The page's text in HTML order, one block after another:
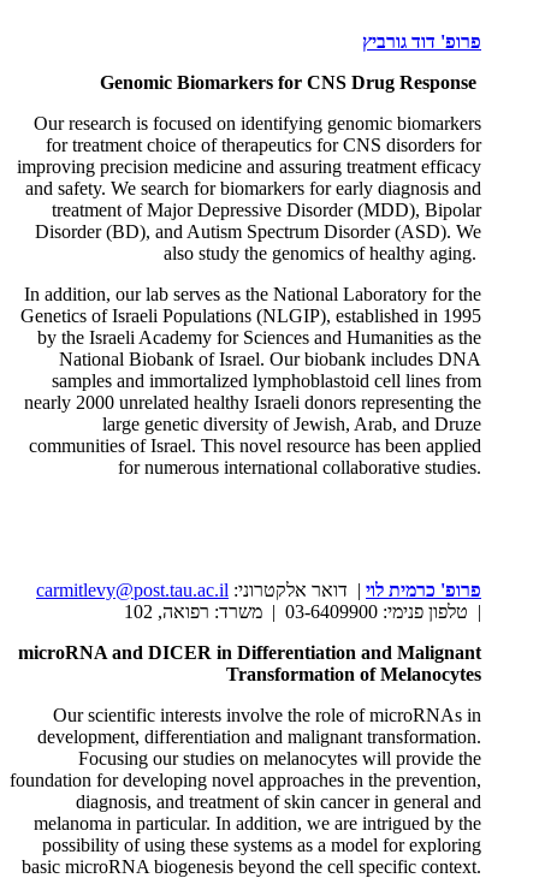
פרופ' דוד גורביץ
Genomic Biomarkers for CNS Drug Response
Our research is focused on identifying genomic biomarkers
for treatment choice of therapeutics for CNS disorders for
improving precision medicine and assuring treatment efficacy
and safety. We search for biomarkers for early diagnosis and
treatment of Major Depressive Disorder (MDD), Bipolar
Disorder (BD), and Autism Spectrum Disorder (ASD). We
also study the genomics of healthy aging.
In addition, our lab serves as the National Laboratory for the
Genetics of Israeli Populations (NLGIP), established in 1995
by the Israeli Academy for Sciences and Humanities as the
National Biobank of Israel. Our biobank includes DNA
samples and immortalized lymphoblastoid cell lines from
nearly 2000 unrelated healthy Israeli donors representing the
large genetic diversity of Jewish, Arab, and Druze
communities of Israel. This novel resource has been applied
for numerous international collaborative studies.
פרופ' כרמית לוי | דואר אלקטרוני: carmitlevy@post.tau.ac.il
| טלפון פנימי: 03-6409900 | משרד: רפואה, 102
microRNA and DICER in Differentiation and Malignant
Transformation of Melanocytes
Our scientific interests involve the role of microRNAs in
development, differentiation and malignant transformation.
Focusing our studies on melanocytes will provide the
foundation for developing novel approaches in the prevention,
diagnosis, and treatment of skin cancer in general and
melanoma in particular. In addition, we are intrigued by the
possibility of using these systems as a model for exploring
basic microRNA biogenesis beyond the cell specific context.